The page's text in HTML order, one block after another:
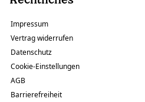
Impressum
Vertrag widerrufen
Datenschutz
Cookie-Einstellungen
AGB
Barrierefreiheit